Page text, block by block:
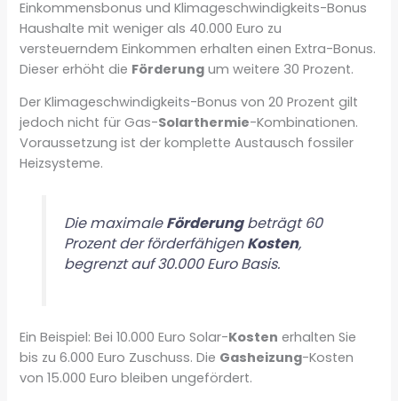
Einkommensbonus und Klimageschwindigkeits-Bonus
Haushalte mit weniger als 40.000 Euro zu
versteuerndem Einkommen erhalten einen Extra-Bonus.
Dieser erhöht die Förderung um weitere 30 Prozent.
Der Klimageschwindigkeits-Bonus von 20 Prozent gilt
jedoch nicht für Gas-Solarthermie-Kombinationen.
Voraussetzung ist der komplette Austausch fossiler
Heizsysteme.
Die maximaleFörderungbeträgt 60
Prozent der förderfähigenKosten,
begrenzt auf 30.000 Euro Basis.
Ein Beispiel: Bei 10.000 Euro Solar-Kosten erhalten Sie
bis zu 6.000 Euro Zuschuss. Die Gasheizung-Kosten
von 15.000 Euro bleiben ungefördert.